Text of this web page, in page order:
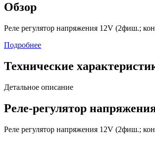
Обзор
Реле регулятор напряжения 12V (2фиш.;
Подробнее
Технические
Детальное описание
Реле-регулятор
Реле регулятор напряжения 12V (2фиш.;